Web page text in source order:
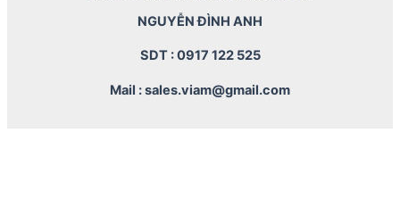
NGUYỄN ĐÌNH ANH
SDT : 0917 122 525
Mail : sales.viam@gmail.com